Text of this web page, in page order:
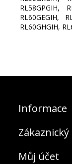
RL58GPGIH,
RL60GEGIH,
RL60GHGIH,
Informace
Můj účet